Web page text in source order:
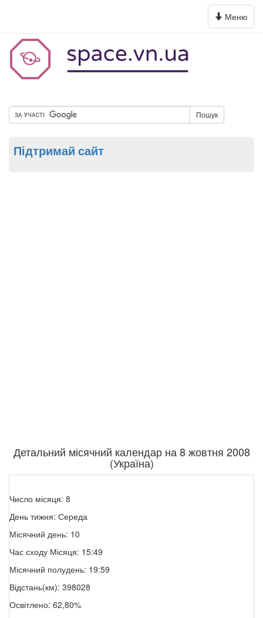
Toggle
navigation
Меню
Пошук
Підтримай сайт
Детальний місячний календар на 8 жовтня 2008
(Україна)
Число місяця: 8
День тижня: Середа
Місячний день: 10
Час сходу Місяця: 15:49
Місячний полудень: 19:59
Відстань(км): 398028
Освітлено: 62,80%